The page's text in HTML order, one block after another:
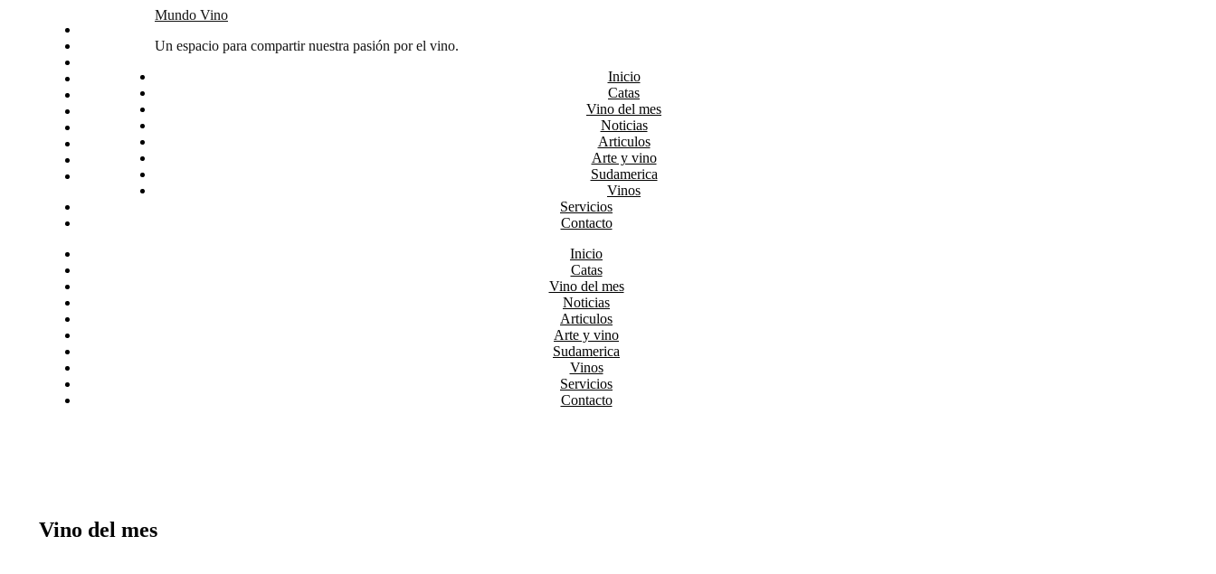
Arte y vino
Sudamerica
Mundo Vino
Un espacio para compartir nuestra pasión por el vino.
Inicio
Catas
Vino del mes
Noticias
Articulos
Arte y vino
Sudamerica
Vinos
Servicios
Contacto
Inicio
Catas
Vino del mes
Noticias
Articulos
Arte y vino
Sudamerica
Vinos
Servicios
Contacto
Vino del mes